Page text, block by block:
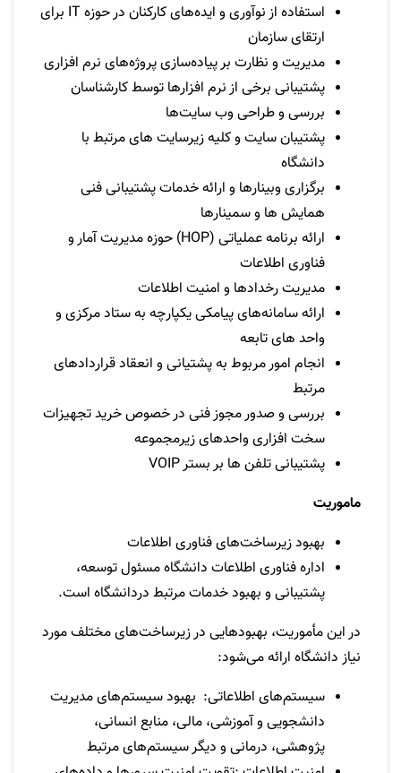
استفاده از نوآوری و ایده‌های کارکنان در حوزهIT برای
ارتقای سازمان
مدیریت و نظارت بر پیاده‌سازی پروژه‌های نرم افزاری
پشتیبانی برخی از نرم افزارها توسط کارشناسان
بررسی و طراحی وب سایت‌ها
پشتیبان سایت و کلیه زیرسایت های مرتبط با
دانشگاه
برگزاری وبینارها و ارائه خدمات پشتیبانی فنی
همایش ها و سمینارها
ارائه برنامه عملیاتی (HOP) حوزه مدیریت آمار و
فناوری اطلاعات
مدیریت رخداد‌ها و امنیت اطلاعات
ارائه سامانه‌های پیامکی یکپارچه به ستاد مرکزی و
واحد های تابعه
انجام امور مربوط به پشتیانی و انعقاد قراردادهای
مرتبط
بررسی و صدور مجوز فنی در خصوص خرید تجهیزات
سخت افزاری واحدهای زیرمجموعه
پشتیبانی تلفن ها بر بسترVOIP
ماموریت
بهبود زیرساخت‌های فناوری اطلاعات
اداره فناوری اطلاعات دانشگاه مسئول توسعه،
پشتیبانی و بهبود خدمات مرتبط دردانشگاه است.
در این مأموریت، بهبود‌هایی در زیرساخت‌های مختلف مورد
نیاز دانشگاه ارائه می‌‌شود:
سیستم‌های اطلاعاتی: بهبود سیستم‌های مدیریت
دانشجویی و آموزشی، مالی، منابع انسانی،
پژوهشی، درمانی و دیگر سیستم‌های مرتبط